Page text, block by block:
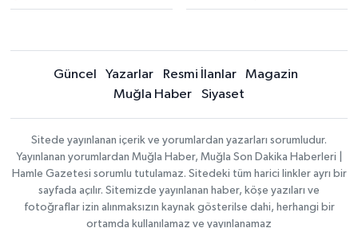
Güncel Yazarlar Resmi İlanlar
Magazin
Muğla Haber
Siyaset
Sitede yayınlanan içerik ve yorumlardan yazarları sorumludur.
Yayınlanan yorumlardan Muğla Haber, Muğla Son Dakika Haberleri |
Hamle Gazetesi sorumlu tutulamaz. Sitedeki tüm harici linkler ayrı bir
sayfada açılır. Sitemizde yayınlanan haber, köşe yazıları ve
fotoğraflar izin alınmaksızın kaynak gösterilse dahi, herhangi bir
ortamda kullanılamaz ve yayınlanamaz